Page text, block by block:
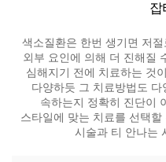
잡
색소질환은 한번 생기면 저
외부 요인에 의해 더 진해질
심해지기 전에 치료하는 것
다양하듯 그 치료방법도
속하는지 정확히 진단이
스타일에 맞는 치료를 선택
시술과 티 안나는